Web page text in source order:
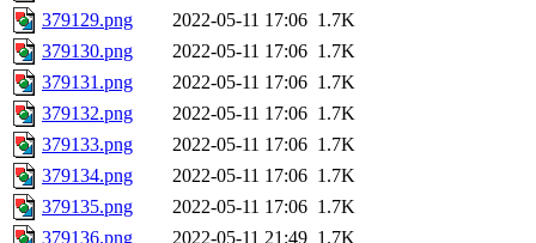
379129.png
2022-05-11 17:06 1.7K
379130.png
2022-05-11 17:06 1.7K
379131.png
2022-05-11 17:06 1.7K
379132.png
2022-05-11 17:06 1.7K
379133.png
2022-05-11 17:06 1.7K
379134.png
2022-05-11 17:06 1.7K
379135.png
2022-05-11 17:06 1.7K
379136.png
2022-05-11 21:49 1.7K